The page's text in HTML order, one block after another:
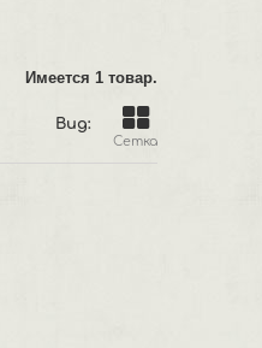
Имеется 1 товар.
Вид:
Сетка